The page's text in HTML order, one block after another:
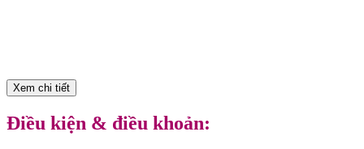
Xem chi tiết
Điều kiện & điều khoản: